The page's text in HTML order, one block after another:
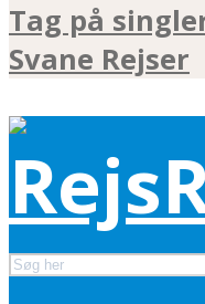
Tag på
Svane Rejser